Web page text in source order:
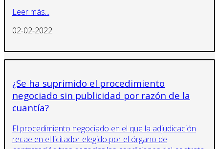
Leer más...
02-02-2022
¿Se ha suprimido el procedimiento
negociado sin publicidad por razón de la
cuantía?
El procedimiento negociado en el que la adjudicación
recae en el licitador elegido por el órgano de